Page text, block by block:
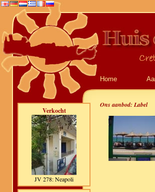
Home
Verkocht
JV 278: Neapoli
Ons aanbod: Label